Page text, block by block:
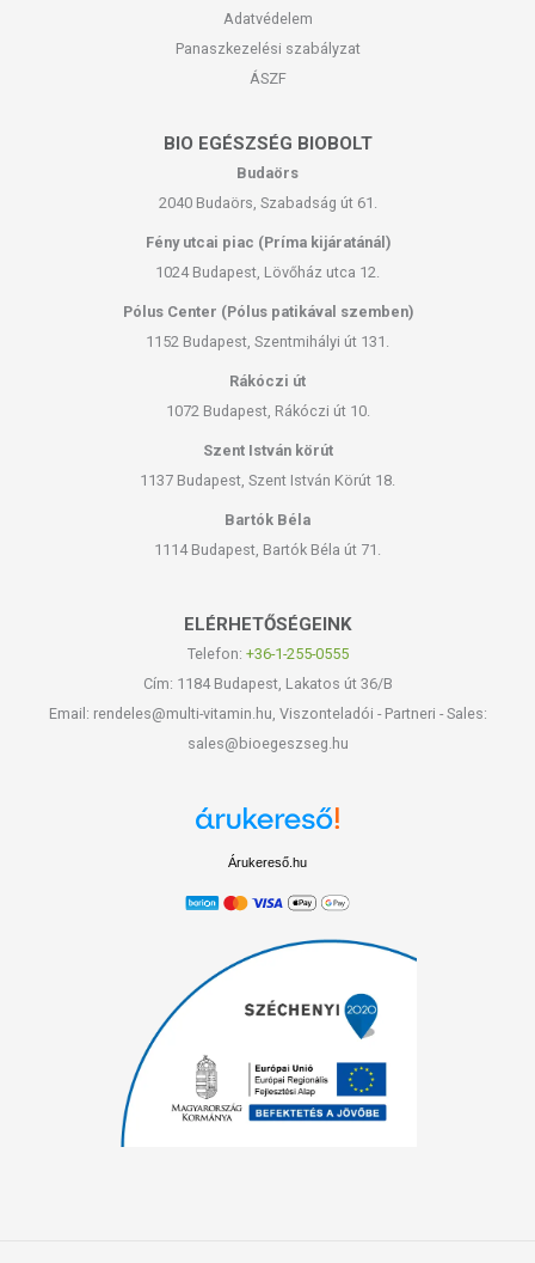
Adatvédelem
Panaszkezelési szabályzat
ÁSZF
BIO EGÉSZSÉG BIOBOLT
Budaörs
2040 Budaörs, Szabadság út 61.
Fény utcai piac (Príma kijáratánál)
1024 Budapest, Lövőház utca 12.
Pólus Center (Pólus patikával szemben)
1152 Budapest, Szentmihályi út 131.
Rákóczi út
1072 Budapest, Rákóczi út 10.
Szent István körút
1137 Budapest, Szent István Körút 18.
Bartók Béla
1114 Budapest, Bartók Béla út 71.
ELÉRHETŐSÉGEINK
Telefon: +36-1-255-0555
Cím: 1184 Budapest, Lakatos út 36/B
Email: rendeles@multi-vitamin.hu, Viszonteladói - Partneri - Sales:
sales@bioegeszseg.hu
Árukereső.hu